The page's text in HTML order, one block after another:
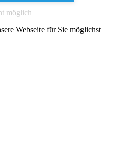
möglich
Webseite für Sie möglichst